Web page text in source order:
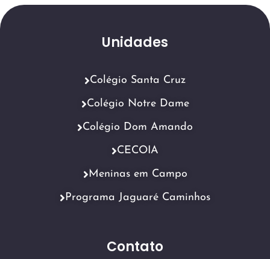
Contato
Unidades
Colégio Santa Cruz
Colégio Notre Dame
Colégio Dom Amando
CECOIA
Meninas em Campo
Programa Jaguaré Caminhos